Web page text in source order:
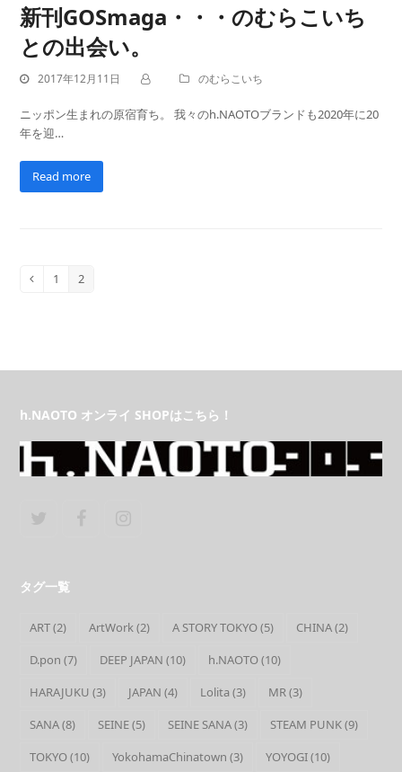
新刊GOSmaga・・・のむらこいち
との出会い。
2017年12月11日 のむらこいち
ニッポン生まれの原宿育ち。 我々のh.NAOTOブランドも2020年に20
年を迎…
Read more
PreviousPage
1 Page
2
h.NAOTO オンライ SHOPはこちら！
タグ一覧
ART(2) ArtWork(2) A STORY TOKYO(5) CHINA(2)
D.pon (7) DEEP JAPAN (10) h.NAOTO(10)
HARAJUKU (3) JAPAN (4) Lolita (3) MR(3)
SANA(8) SEINE(5) SEINE SANA(3) STEAM PUNK(9)
TOKYO(10) YokohamaChinatown (3) YOYOGI(10)